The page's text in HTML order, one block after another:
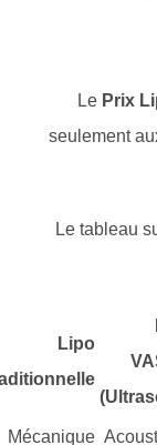
Le
seulement
Le
Lipo
Traditionnelle
Mécanique